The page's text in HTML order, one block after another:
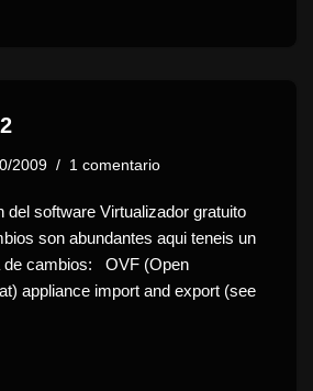
2009 1 comentario
software Virtualizador gratuito
son abundantes aqui teneis un
de cambios: OVF (Open
appliance import and export (see